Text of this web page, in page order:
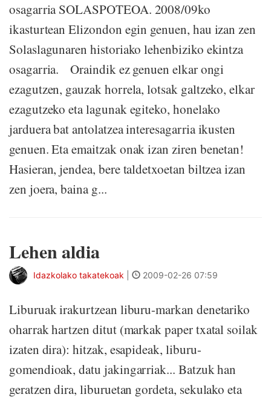
osagarria SOLASPOTEOA. 2008/09ko
ikasturtean Elizondon egin genuen, hau izan zen
Solaslagunaren historiako lehenbiziko ekintza
osagarria. Oraindik ez genuen elkar ongi
ezagutzen, gauzak horrela, lotsak galtzeko, elkar
ezagutzeko eta lagunak egiteko, honelako
jarduera bat antolatzea interesagarria ikusten
genuen. Eta emaitzak onak izan ziren benetan!
Hasieran, jendea, bere taldetxoetan biltzea izan
zen joera, baina g...
Lehen aldia
Idazkolako takatekoak 2009-02-26 07:59
Liburuak irakurtzean liburu-markan denetariko
oharrak hartzen ditut (markak paper txatal soilak
izaten dira): hitzak, esapideak, liburu-
gomendioak, datu jakingarriak... Batzuk han
geratzen dira, liburuetan gordeta, sekulako eta